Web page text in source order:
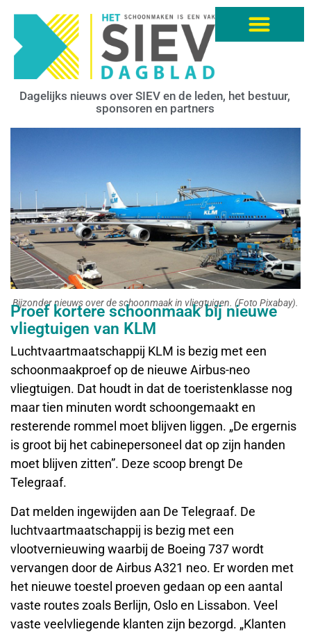
Dagelijks nieuws over SIEV en de leden, het bestuur,
sponsoren en partners
Bijzonder nieuws over de schoonmaak in vliegtuigen. (Foto Pixabay).
Proef kortere schoonmaak bij nieuwe
vliegtuigen van KLM
Luchtvaartmaatschappij KLM is bezig met een
schoonmaakproef op de nieuwe Airbus-neo
vliegtuigen. Dat houdt in dat de toeristenklasse nog
maar tien minuten wordt schoongemaakt en
resterende rommel moet blijven liggen. „De ergernis
is groot bij het cabinepersoneel dat op zijn handen
moet blijven zitten”. Deze scoop brengt De
Telegraaf.
Dat melden ingewijden aan De Telegraaf. De
luchtvaartmaatschappij is bezig met een
vlootvernieuwing waarbij de Boeing 737 wordt
vervangen door de Airbus A321 neo. Er worden met
het nieuwe toestel proeven gedaan op een aantal
vaste routes zoals Berlijn, Oslo en Lissabon. Veel
vaste veelvliegende klanten zijn bezorgd. „Klanten